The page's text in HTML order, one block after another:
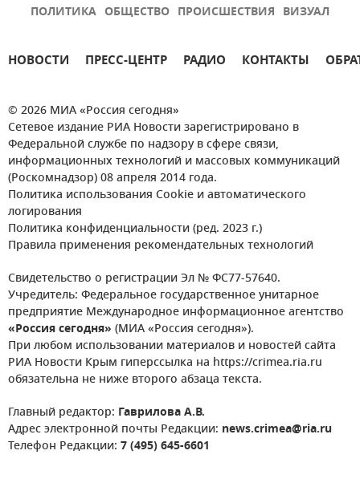
ПОЛИТИКА ОБЩЕСТВО ПРОИСШЕСТВИЯ ВИЗУАЛ
НОВОСТИ ПРЕСС-ЦЕНТР РАДИО КОНТАКТЫ
© 2026 МИА «Россия сегодня»
Сетевое издание РИА Новости зарегистрировано в
Федеральной службе по надзору в сфере связи,
информационных технологий и массовых коммуникаций
(Роскомнадзор) 08 апреля 2014 года.
Политика использования Cookie и автоматического
логирования
Политика конфиденциальности (ред. 2023 г.)
Правила применения рекомендательных технологий
Свидетельство о регистрации Эл № ФС77-57640.
Учредитель: Федеральное государственное унитарное
предприятие Международное информационное агентство
«Россия сегодня» (МИА «Россия сегодня»).
При любом использовании материалов и новостей сайта
РИА Новости Крым гиперссылка на https://crimea.ria.ru
обязательна не ниже второго абзаца текста.
Главный редактор: Гаврилова А.В.
Адрес электронной почты Редакции: news.crimea@ria.ru
Телефон Редакции: 7 (495) 645-6601